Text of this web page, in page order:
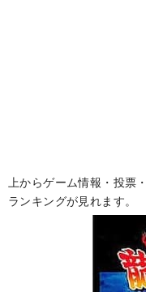
上からゲーム情報・投票
ランキングが見れます。